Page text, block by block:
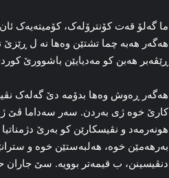
ما گه‌لۆ قه‌ت کۆنترۆله‌ک، کۆمیته‌یه‌ک
هه‌گه‌ر هه‌به‌ چما تشتێن وه‌ها نه‌ ل
ڕێڤه‌بر هه‌بن کو مه‌دیایێن باشوورێ
هه‌گه‌ر ڕه‌وش وه‌ها بدۆمه‌ دێ گه‌له‌ک
کارێ خوه‌ ژی به‌ردن. سه‌ر سه‌داما ڤێ
هونه‌رمه‌د و نڤیسکارێن کو به‌رێ
به‌رهه‌مێن خوه‌، هه‌لبه‌ستێن خوه‌ و
دنڤیسینن، ب قیمه‌تر بوویه‌. سێ جاران